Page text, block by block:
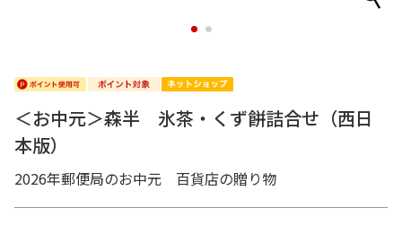
1 2
＜お中元＞森半 氷茶・くず餅詰合せ（西日
本版）
2026年郵便局のお中元 百貨店の贈り物